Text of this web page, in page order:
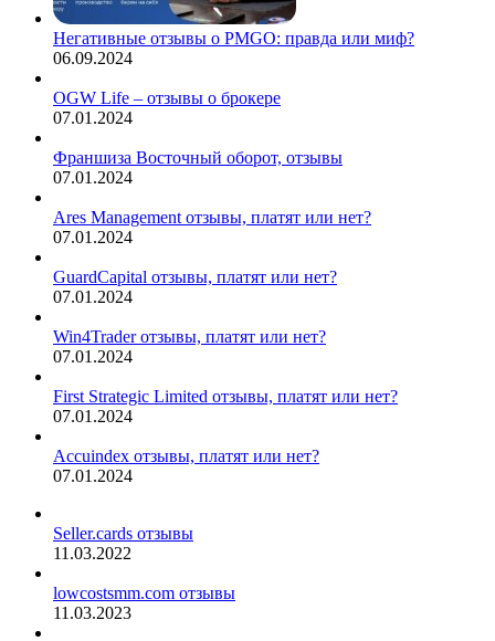
Негативные отзывы о PMGO: правда или миф?
06.09.2024
OGW Life – отзывы о брокере
07.01.2024
Франшиза Восточный оборот, отзывы
07.01.2024
Ares Management отзывы, платят или нет?
07.01.2024
GuardCapital отзывы, платят или нет?
07.01.2024
Win4Trader отзывы, платят или нет?
07.01.2024
First Strategic Limited отзывы, платят или нет?
07.01.2024
Accuindex отзывы, платят или нет?
07.01.2024
Seller.cards отзывы
11.03.2022
lowcostsmm.com отзывы
11.03.2023